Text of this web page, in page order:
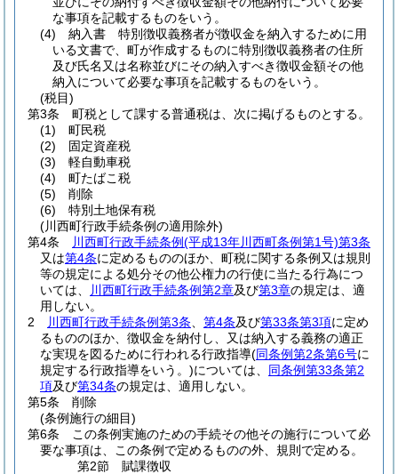
な事項を記載するものをいう。
(4)
納入書 特別徴収義務者が徴収金を納入するために用
いる文書で、町が作成するものに特別徴収義務者の住所
及び氏名又は名称並びにその納入すべき徴収金額その他
納入について必要な事項を記載するものをいう。
(税目)
第3条
町税として課する普通税は、次に掲げるものとする。
(1)
町民税
(2)
固定資産税
(3)
軽自動車税
(4)
町たばこ税
(5)
削除
(6)
特別土地保有税
(川西町行政手続条例の適用除外)
第4条
川西町行政手続条例(平成13年川西町条例第1号)第3条
又は第4条に定めるもののほか、町税に関する条例又は規則
等の規定による処分その他公権力の行使に当たる行為につ
いては、
川西町行政手続条例第2章及び第3章の規定は、適
用しない。
2
川西町行政手続条例第3条 第4条及び第33条第3項に定め
るもののほか、徴収金を納付し、又は納入する義務の適正
な実現を図るために行われる行政指導(同条例第2条第6号に
規定する行政指導をいう。)については、 同条例第33条第2
項及び第34条の規定は、適用しない。
第5条
削除
(条例施行の細目)
第6条
この条例実施のための手続その他その施行について必
要な事項は、この条例で定めるものの外、規則で定める。
第2節
賦課徴収